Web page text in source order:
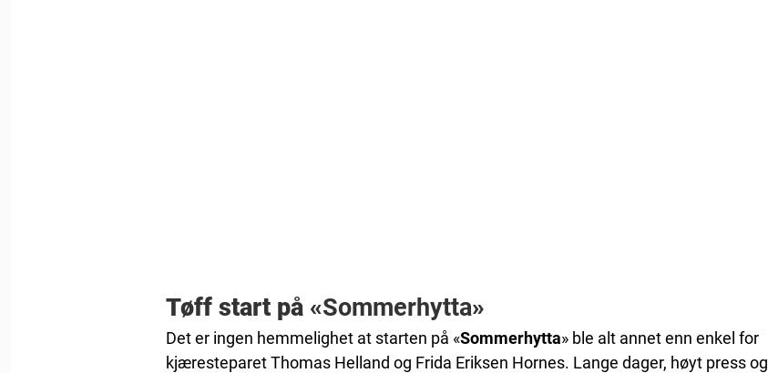
Tøff start på «Sommerhytta»
Det er ingen hemmelighet at starten på «Sommerhytta» ble alt annet enn enkel for
kjæresteparet Thomas Helland og Frida Eriksen Hornes. Lange dager, høyt press og